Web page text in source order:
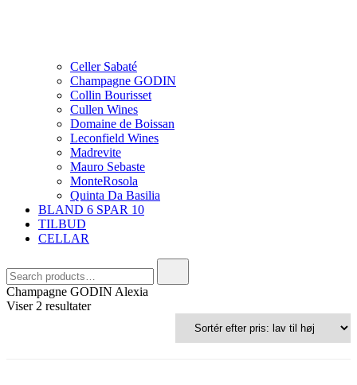
Celler Sabaté
Champagne GODIN
Collin Bourisset
Cullen Wines
Domaine de Boissan
Leconfield Wines
Madrevite
Mauro Sebaste
MonteRosola
Quinta Da Basilia
BLAND 6 SPAR 10
TILBUD
CELLAR
for:
Champagne GODIN Alexia
Viser 2 resultaterSorteret